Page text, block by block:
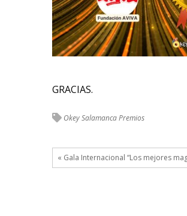
GRACIAS.
Okey SalamancaPremios
« Gala Internacional “Los mejores